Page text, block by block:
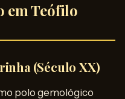
em Teófilo
(Século XX)
polo gemológico